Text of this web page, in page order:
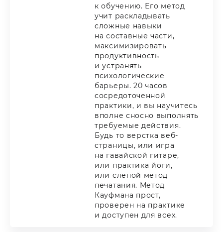
к обучению. Его метод
учит раскладывать
сложные навыки
на составные части,
максимизировать
продуктивность
и устранять
психологические
барьеры. 20 часов
сосредоточенной
практики, и вы научитесь
вполне сносно выполнять
требуемые действия.
Будь то верстка веб-
страницы, или игра
на гавайской гитаре,
или практика йоги,
или слепой метод
печатания. Метод
Кауфмана прост,
проверен на практике
и доступен для всех.